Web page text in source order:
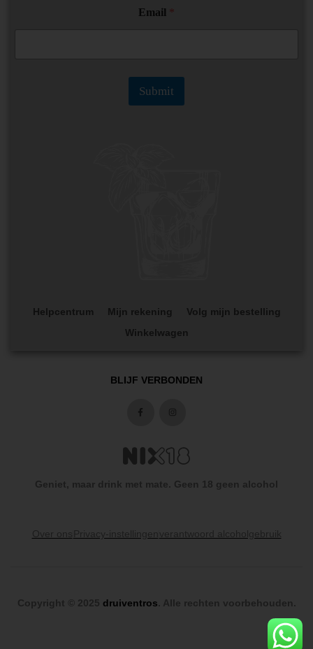
l
Email
Submit
Helpcentrum Mijn rekening
Volg mijn bestelling
Winkelwagen
BLIJF VERBONDEN
Geniet, maar drink met mate. Geen 18 geen alcohol
Over ons Privacy-instellingen verantwoord alcoholgebruik
Copyright © 2025 druiventros. Alle rechten voorbehouden.